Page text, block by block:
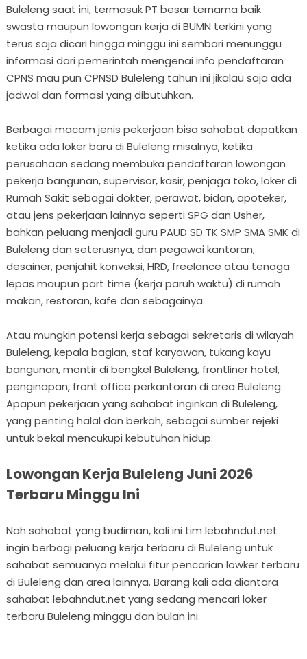
Buleleng saat ini, termasuk PT besar ternama baik
swasta maupun lowongan kerja di BUMN terkini yang
terus saja dicari hingga minggu ini sembari menunggu
informasi dari pemerintah mengenai info pendaftaran
CPNS mau pun CPNSD Buleleng tahun ini jikalau saja ada
jadwal dan formasi yang dibutuhkan.
Berbagai macam jenis pekerjaan bisa sahabat dapatkan
ketika ada loker baru di Buleleng misalnya, ketika
perusahaan sedang membuka pendaftaran lowongan
pekerja bangunan, supervisor, kasir, penjaga toko, loker di
Rumah Sakit sebagai dokter, perawat, bidan, apoteker,
atau jens pekerjaan lainnya seperti SPG dan Usher,
bahkan peluang menjadi guru PAUD SD TK SMP SMA SMK di
Buleleng dan seterusnya, dan pegawai kantoran,
desainer, penjahit konveksi, HRD, freelance atau tenaga
lepas maupun part time (kerja paruh waktu) di rumah
makan, restoran, kafe dan sebagainya.
Atau mungkin potensi kerja sebagai sekretaris di wilayah
Buleleng, kepala bagian, staf karyawan, tukang kayu
bangunan, montir di bengkel Buleleng, frontliner hotel,
penginapan, front office perkantoran di area Buleleng.
Apapun pekerjaan yang sahabat inginkan di Buleleng,
yang penting halal dan berkah, sebagai sumber rejeki
untuk bekal mencukupi kebutuhan hidup.
Lowongan Kerja Buleleng Juni 2026
Terbaru Minggu Ini
Nah sahabat yang budiman, kali ini tim lebahndut.net
ingin berbagi peluang kerja terbaru di Buleleng untuk
sahabat semuanya melalui fitur pencarian lowker terbaru
di Buleleng dan area lainnya. Barang kali ada diantara
sahabat lebahndut.net yang sedang mencari loker
terbaru Buleleng minggu dan bulan ini.